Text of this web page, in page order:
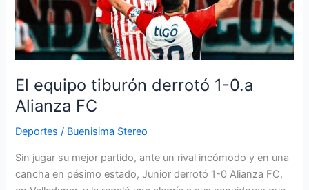
El equipo tiburón derrotó 1-0.a
Alianza FC
Deportes / Buenisima Stereo
Sin jugar su mejor partido, ante un rival incómodo y en una
cancha en pésimo estado, Junior derrotó 1-0 Alianza FC,
1-
0.a
Alianza
FC